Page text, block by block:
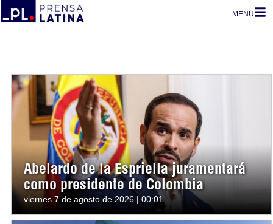
MENU
Abelardo de la Espriella juramentará
como presidente de Colombia
viernes 7 de agosto de 2026 | 00:01